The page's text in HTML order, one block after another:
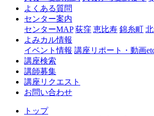
よくある質問
センター案内
センターMAP 荻窪 恵比寿 錦糸町
よみカル情報
イベント情報 講座リポート・動画
講座検索
講師募集
講座リクエスト
お問い合わせ
トップ